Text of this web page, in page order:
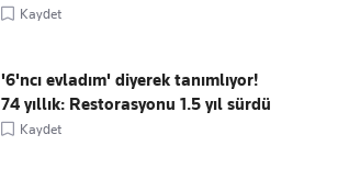
Kaydet
'6'ncı evladım' diyerek tanımlıyor!
74 yıllık: Restorasyonu 1.5 yıl sürdü
Kaydet